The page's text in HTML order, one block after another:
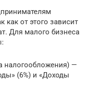
как от этого зависит
Для малого бизнеса
налогообложения) —
(6%) и «Доходы